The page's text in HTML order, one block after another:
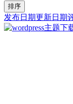
排序
发布日期更新日期